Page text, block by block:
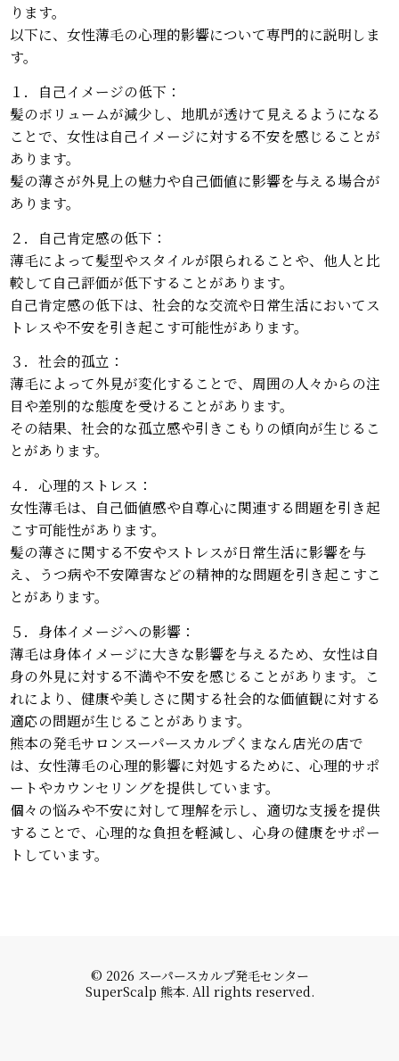
ります。
以下に、女性薄毛の心理的影響について専門的に説明しま
す。
１．自己イメージの低下：
髪のボリュームが減少し、地肌が透けて見えるようになる
ことで、女性は自己イメージに対する不安を感じることが
あります。
髪の薄さが外見上の魅力や自己価値に影響を与える場合が
あります。
２．自己肯定感の低下：
薄毛によって髪型やスタイルが限られることや、他人と比
較して自己評価が低下することがあります。
自己肯定感の低下は、社会的な交流や日常生活においてス
トレスや不安を引き起こす可能性があります。
３．社会的孤立：
薄毛によって外見が変化することで、周囲の人々からの注
目や差別的な態度を受けることがあります。
その結果、社会的な孤立感や引きこもりの傾向が生じるこ
とがあります。
４．心理的ストレス：
女性薄毛は、自己価値感や自尊心に関連する問題を引き起
こす可能性があります。
髪の薄さに関する不安やストレスが日常生活に影響を与
え、うつ病や不安障害などの精神的な問題を引き起こすこ
とがあります。
５．身体イメージへの影響：
薄毛は身体イメージに大きな影響を与えるため、女性は自
身の外見に対する不満や不安を感じることがあります。こ
れにより、健康や美しさに関する社会的な価値観に対する
適応の問題が生じることがあります。
熊本の発毛サロンスーパースカルプくまなん店光の店で
は、女性薄毛の心理的影響に対処するために、心理的サポ
ートやカウンセリングを提供しています。
個々の悩みや不安に対して理解を示し、適切な支援を提供
することで、心理的な負担を軽減し、心身の健康をサポー
トしています。
© 2026 スーパースカルプ発毛センター
SuperScalp 熊本. All rights reserved.